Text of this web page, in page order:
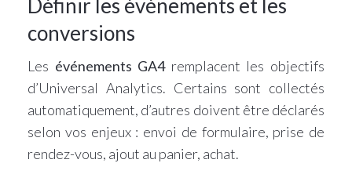
Définir les événements et les
conversions
Les événements GA4remplacent les objectifs
d’Universal Analytics. Certains sont collectés
automatiquement, d’autres doivent être déclarés
selon vos enjeux : envoi de formulaire, prise de
rendez-vous, ajout au panier, achat.